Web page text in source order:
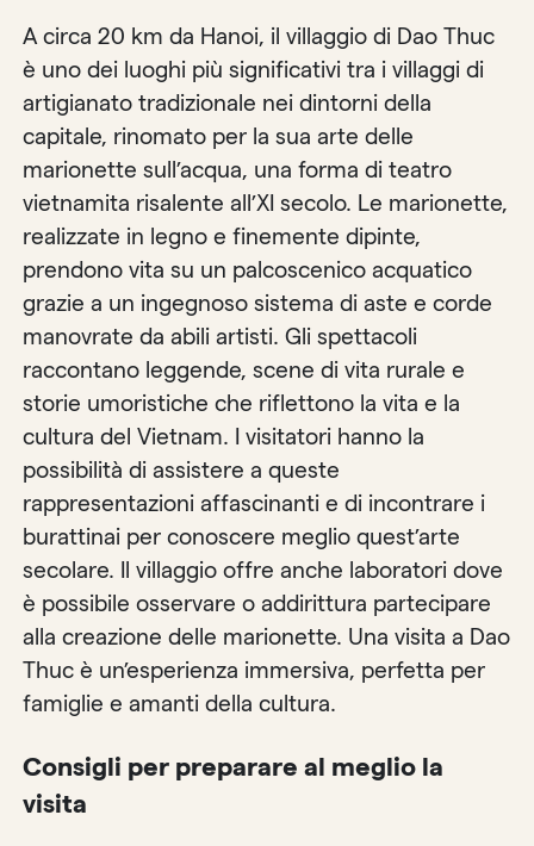
A circa 20 km da Hanoi, il villaggio di Dao Thuc
è uno dei luoghi più significativi tra i villaggi di
artigianato tradizionale nei dintorni della
capitale, rinomato per la sua arte delle
marionette sull’acqua, una forma di teatro
vietnamita risalente all’XI secolo. Le marionette,
realizzate in legno e finemente dipinte,
prendono vita su un palcoscenico acquatico
grazie a un ingegnoso sistema di aste e corde
manovrate da abili artisti. Gli spettacoli
raccontano leggende, scene di vita rurale e
storie umoristiche che riflettono la vita e la
cultura del Vietnam. I visitatori hanno la
possibilità di assistere a queste
rappresentazioni affascinanti e di incontrare i
burattinai per conoscere meglio quest’arte
secolare. Il villaggio offre anche laboratori dove
è possibile osservare o addirittura partecipare
alla creazione delle marionette. Una visita a Dao
Thuc è un’esperienza immersiva, perfetta per
famiglie e amanti della cultura.
Consigli per preparare al meglio la
visita